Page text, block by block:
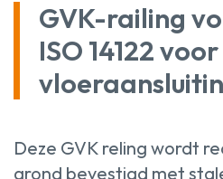
GVK-railing
ISO 14122 voor
Deze GVK reling wordt
grond bevestigd met